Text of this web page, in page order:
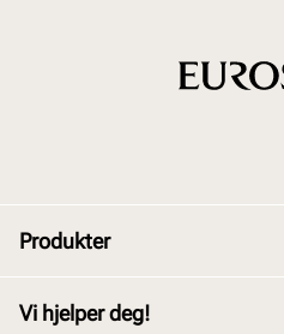
Produkter
Vi hjelper deg!